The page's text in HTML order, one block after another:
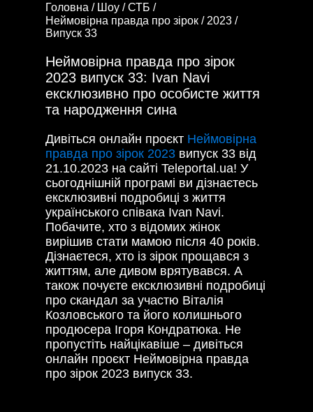
Головна / Шоу /СТБ /
Неймовірна правда про зірок / 2023 /
Випуск 33
Неймовірна правда про зірок
2023 випуск 33: Ivan Navi
ексклюзивно про особисте життя
та народження сина
Дивіться онлайн проєкт Неймовірна
правда про зірок 2023 випуск 33 від
21.10.2023 на сайті Teleportal.ua! У
сьогоднішній програмі ви дізнаєтесь
ексклюзивні подробиці з життя
українського співака Ivan Navi.
Побачите, хто з відомих жінок
вирішив стати мамою після 40 років.
Дізнаєтеся, хто із зірок прощався з
життям, але дивом врятувався. А
також почуєте ексклюзивні подробиці
про скандал за участю Віталія
Козловського та його колишнього
продюсера Ігоря Кондратюка. Не
пропустіть найцікавіше – дивіться
онлайн проєкт Неймовірна правда
про зірок 2023 випуск 33.